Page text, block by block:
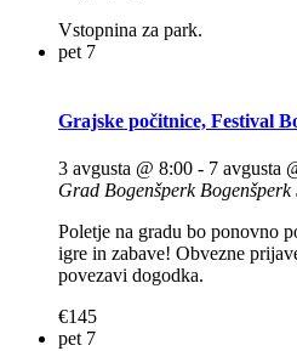
Vstopnina za park.
pet 7
Grajske počitnice, Festival
3 avgusta @ 8:00 - 7 avgusta
Grad Bogenšperk
Poletje na gradu bo ponovno
igre in zabave! Obvezne
povezavi dogodka.
€145
pet 7